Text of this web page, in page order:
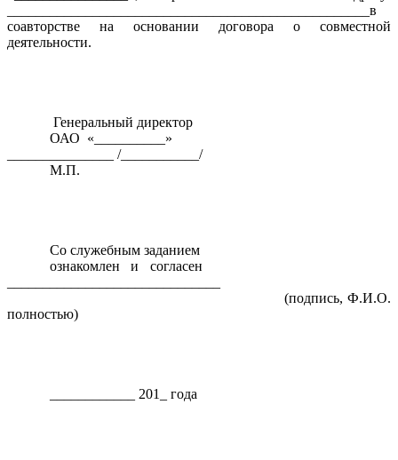
___________________________________________________в
соавторстве на основании договора о совместной
деятельности.
Генеральный директор
ОАО «__________»
_______________ /___________/
М.П.
Со служебным заданием
ознакомлен и согласен
(подпись, Ф.И.О.
полностью)
____________ 201_ года